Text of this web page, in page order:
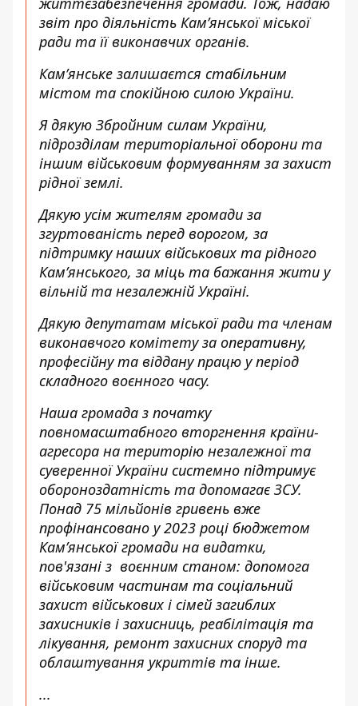
звіт про діяльність Кам’янської міської
ради та її виконавчих органів.
Кам’янське залишаєтся стабільним
містом та спокійною силою України.
Я дякую Збройним силам України,
підрозділам територіальної оборони та
іншим військовим формуванням за захист
рідної землі.
Дякую усім жителям громади за
згуртованість перед ворогом, за
підтримку наших військових та рідного
Кам’янського, за міць та бажання жити у
вільній та незалежній Україні.
Дякую депутатам міської ради та членам
виконавчого комітету за оперативну,
професійну та віддану працю у період
складного воєнного часу.
Наша громада з початку
повномасштабного вторгнення країни-
агресора на територію незалежної та
суверенної України системно підтримує
обороноздатність та допомагає ЗСУ.
Понад 75 мільйонів гривень вже
профінансовано у 2023 році бюджетом
Кам’янської громади на видатки,
пов'язані з воєнним станом: допомога
військовим частинам та соціальний
захист військових і сімей загиблих
захисників і захисниць, реабілітація та
лікування, ремонт захисних споруд та
облаштування укриттів та інше.
...